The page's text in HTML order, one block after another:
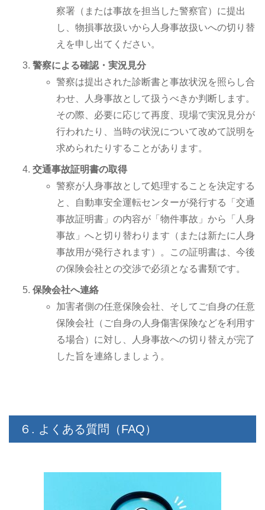
察署（または事故を担当した警察官）に提出
し、物損事故扱いから人身事故扱いへの切り替
えを申し出てください。
警察による確認・実況見分
警察は提出された診断書と事故状況を照らし合
わせ、人身事故として扱うべきか判断します。
その際、必要に応じて再度、現場で実況見分が
行われたり、当時の状況について改めて説明を
求められたりすることがあります。
交通事故証明書の取得
警察が人身事故として処理することを決定する
と、自動車安全運転センターが発行する「交通
事故証明書」の内容が「物件事故」から「人身
事故」へと切り替わります（または新たに人身
事故用が発行されます）。この証明書は、今後
の保険会社との交渉で必須となる書類です。
保険会社へ連絡
加害者側の任意保険会社、そしてご自身の任意
保険会社（ご自身の人身傷害保険などを利用す
る場合）に対し、人身事故への切り替えが完了
した旨を連絡しましょう。
６. よくある質問（FAQ）